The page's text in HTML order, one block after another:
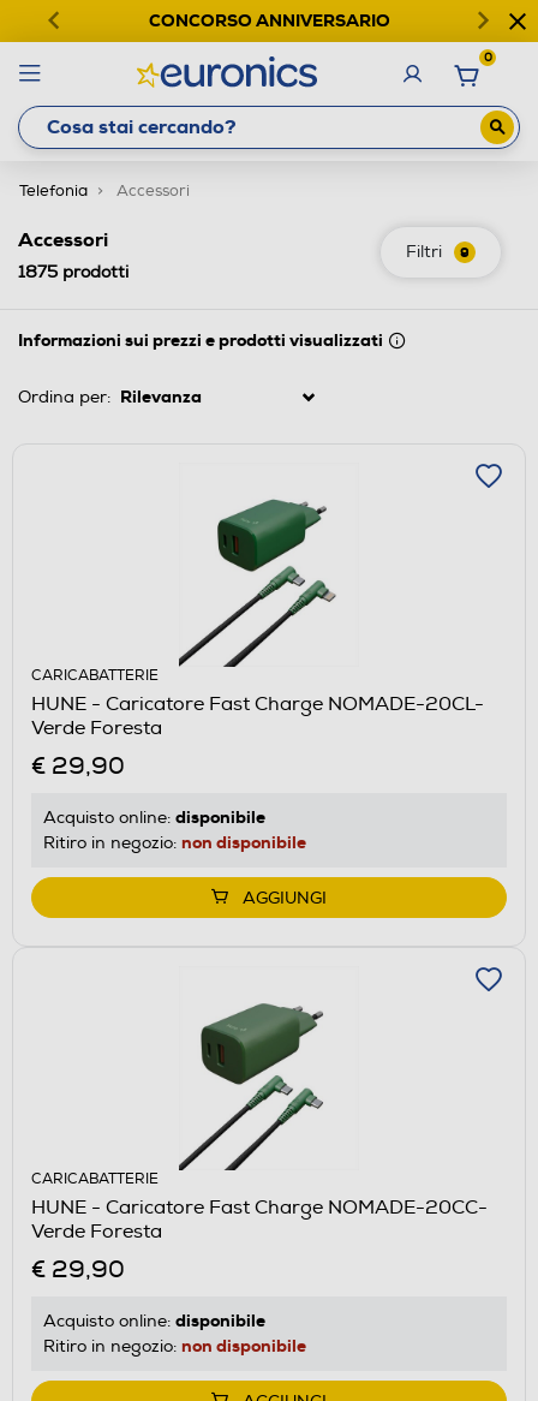
CONCORSO ANNIVERSARIO
0
Telefonia Accessori
Filtri 9
Accessori
1875 prodotti
Informazioni sui prezzi e prodotti visualizzati
Ordina per:
CARICABATTERIE
HUNE - Caricatore Fast Charge NOMADE-20CL-
Verde Foresta
€ 29,90
Acquisto online: disponibile
Ritiro in negozio: non disponibile
AGGIUNGI
CARICABATTERIE
HUNE - Caricatore Fast Charge NOMADE-20CC-
Verde Foresta
€ 29,90
Acquisto online: disponibile
Ritiro in negozio: non disponibile